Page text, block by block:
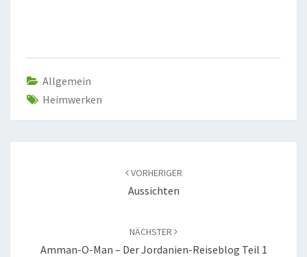
Allgemein
Heimwerken
VORHERIGER
Aussichten
NÄCHSTER
Amman-O-Man – Der Jordanien-Reiseblog Teil 1